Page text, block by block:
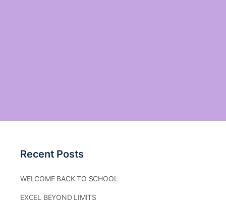
Recent Posts
WELCOME BACK TO SCHOOL
EXCEL BEYOND LIMITS